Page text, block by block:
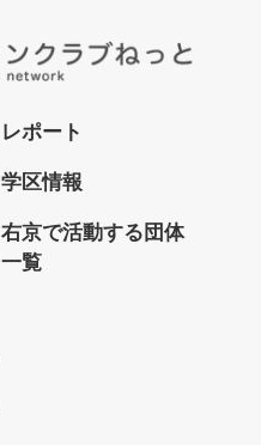
レポート
学区情報
右京で活動する団体
一覧